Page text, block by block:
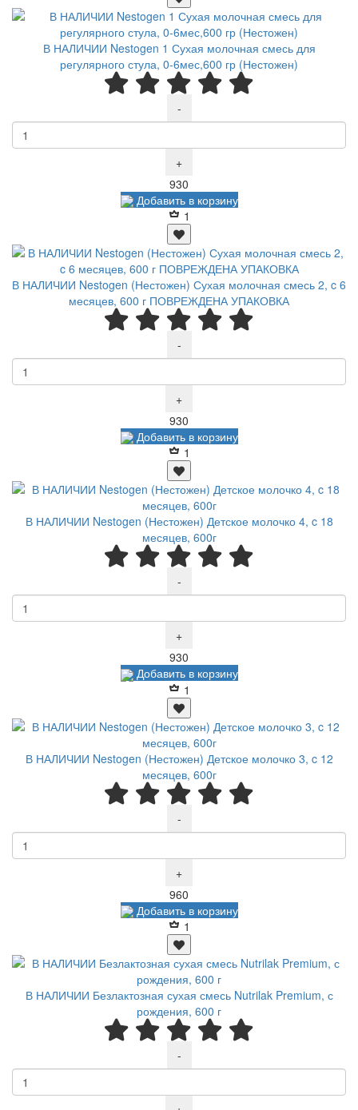
В НАЛИЧИИ Nestogen 1 Сухая молочная смесь для
регулярного стула, 0-6мес,600 гр (Нестожен)
-
+
930
Добавить в корзину
1
В НАЛИЧИИ Nestogen (Нестожен) Сухая молочная смесь 2, c 6
месяцев, 600 г ПОВРЕЖДЕНА УПАКОВКА
-
+
930
Добавить в корзину
1
В НАЛИЧИИ Nestogen (Нестожен) Детское молочко 4, c 18
месяцев, 600г
-
+
930
Добавить в корзину
1
В НАЛИЧИИ Nestogen (Нестожен) Детское молочко 3, c 12
месяцев, 600г
-
+
960
Добавить в корзину
1
В НАЛИЧИИ Безлактозная сухая смесь Nutrilak Premium, с
рождения, 600 г
-